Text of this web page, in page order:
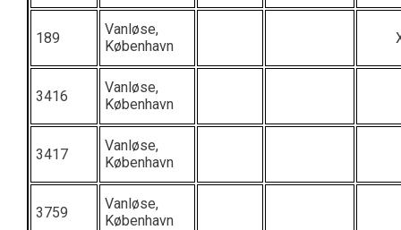
189
Vanløse,
København
3416
Vanløse,
København
3417
Vanløse,
København
3759
Vanløse,
København